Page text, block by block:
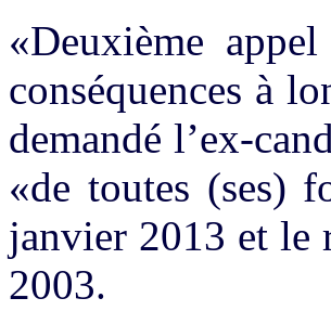
«Deuxième
conséquences à
demandé l’ex-
«de toutes (ses)
janvier 2013 et le
2003.